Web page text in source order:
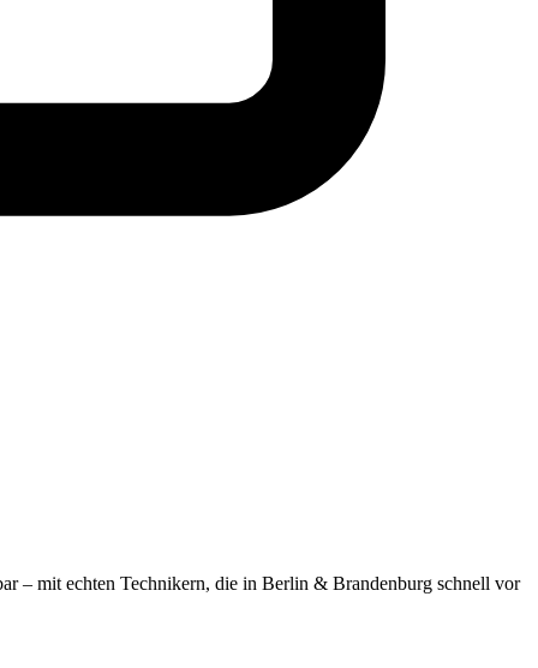
– mit echten Technikern, die in Berlin & Brandenburg schnell vor